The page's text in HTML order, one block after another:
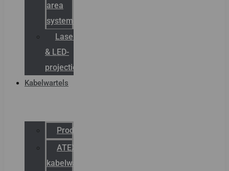
area
systemen
Laserbelijning
& LED-
projectie
Kabelwartels
Productcatalogus
ATEX
kabelwartels